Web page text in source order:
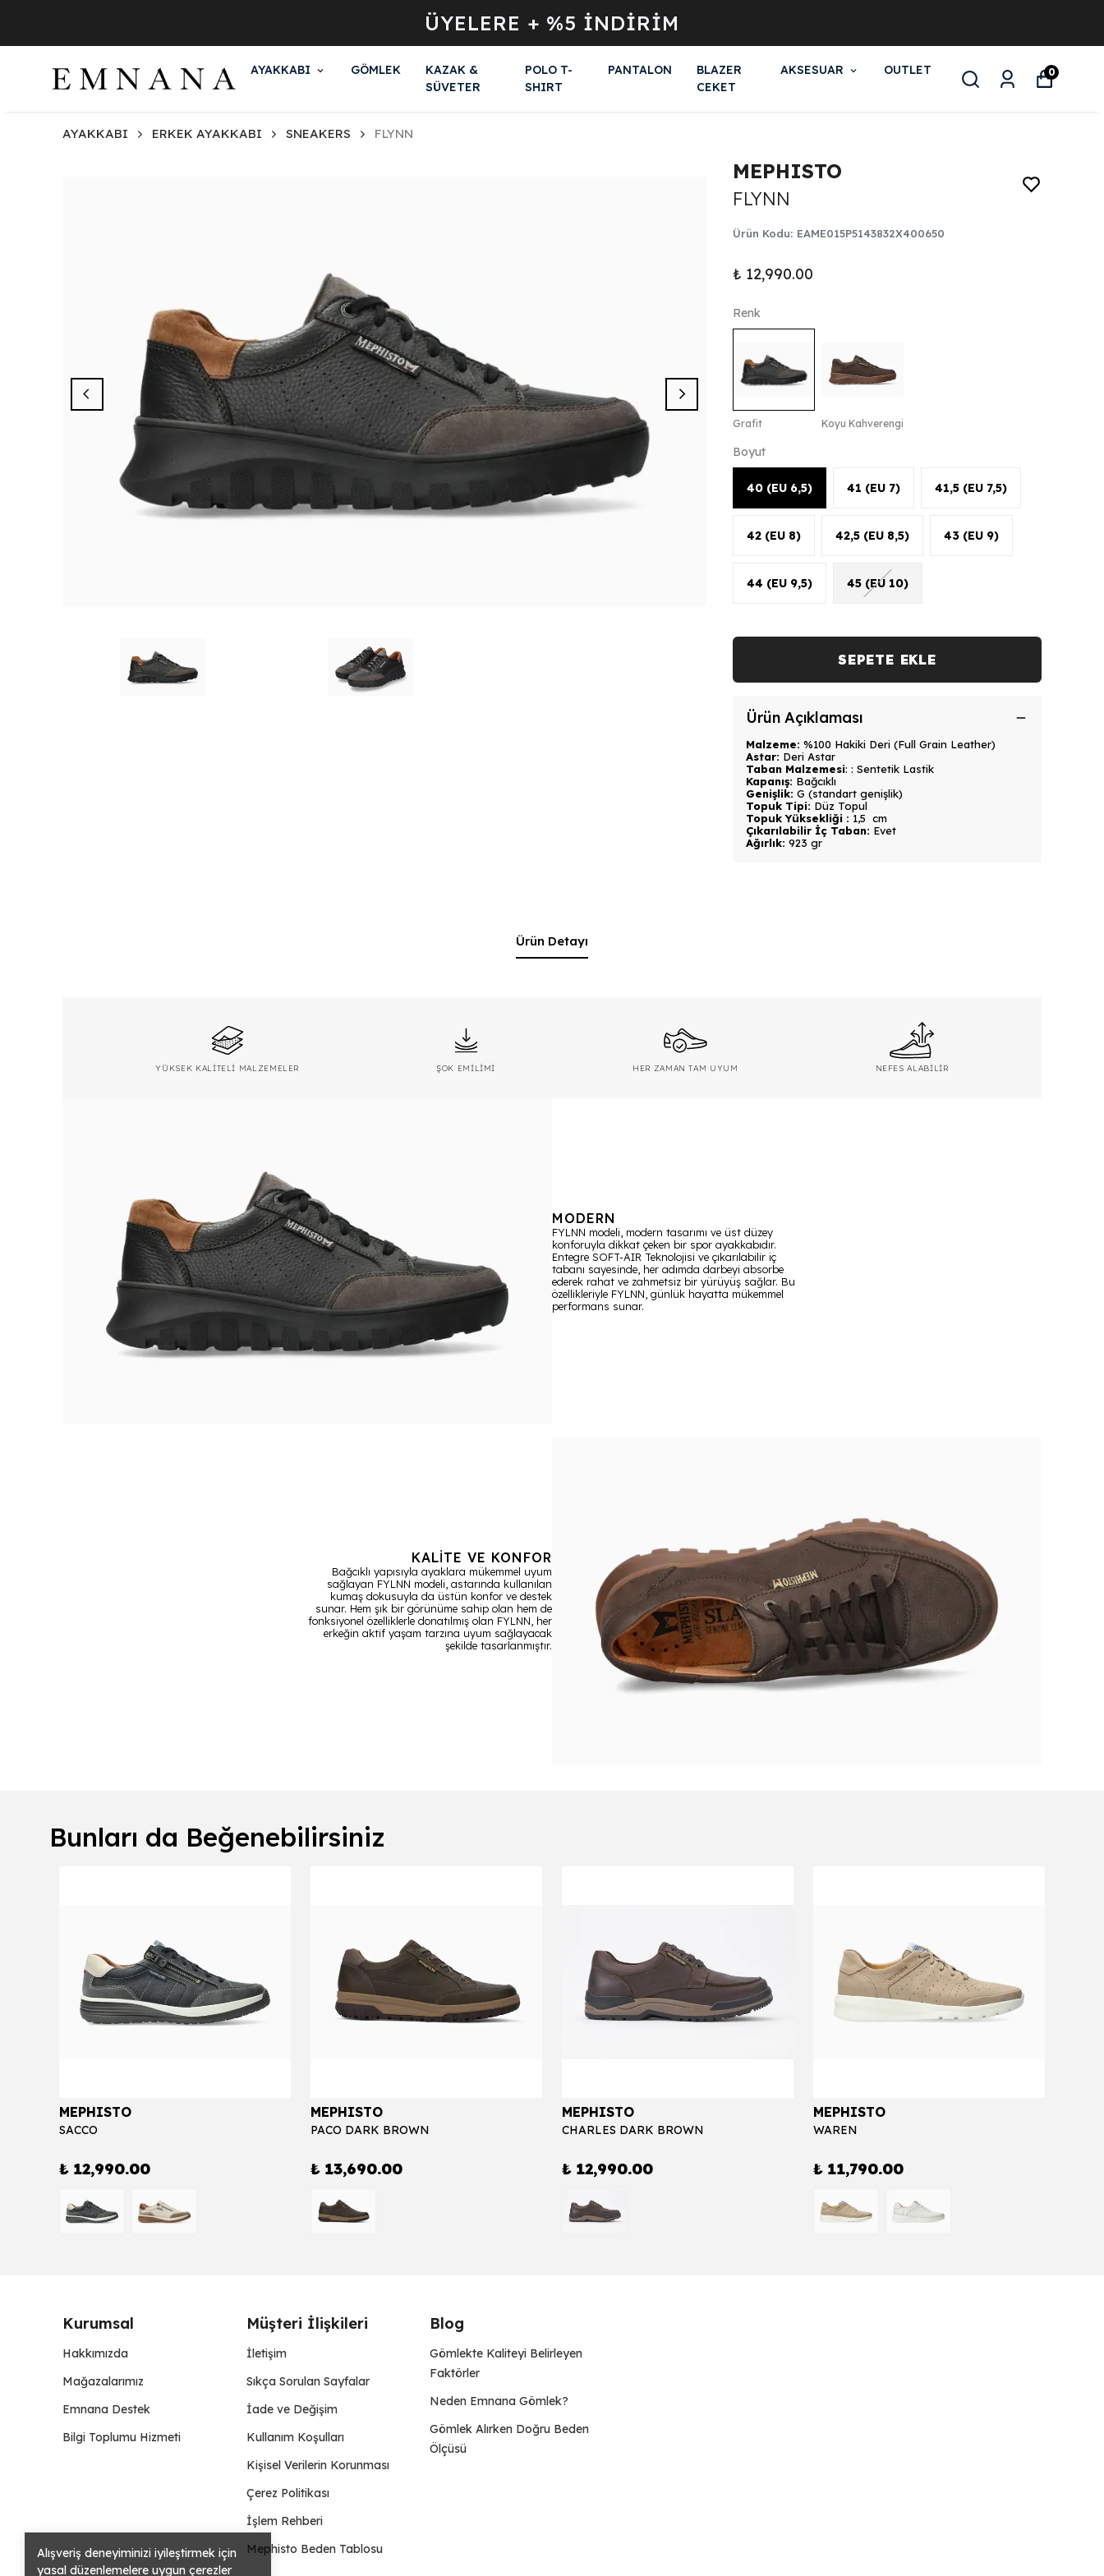
ÜYELERE + %5 İNDİRİM
AYAKKABI GÖMLEK
KAZAK &
SÜVETER
POLO T-
SHIRT
PANTALON
BLAZER
CEKET
AKSESUAR OUTLET 0
Alışveriş deneyiminizi iyileştirmek için
yasal düzenlemelere uygun çerezler
AYAKKABI ERKEK AYAKKABI SNEAKERS FLYNN
MEPHISTO
FLYNN
Ürün Kodu: EAME015P5143832X400650
₺ 12,990.00
Renk
Grafit Koyu Kahverengi
Boyut
40 (EU 6,5) 41 (EU 7) 41,5 (EU 7,5)
42 (EU 8) 42,5 (EU 8,5) 43 (EU 9)
44 (EU 9,5) 45 (EU 10)
SEPETE EKLE
Ürün Açıklaması
Malzeme: %100 Hakiki Deri (Full Grain Leather)
Astar: Deri Astar
Taban Malzemesi: : Sentetik Lastik
Kapanış: Bağcıklı
Genişlik: G (standart genişlik)
Topuk Tipi: Düz Topul
Topuk Yüksekliği : 1,5 cm
Çıkarılabilir İç Taban: Evet
Ağırlık: 923 gr
Ürün Detayı
YÜKSEK KALİTELİ MALZEMELER ŞOK EMİLİMİ HER ZAMAN TAM UYUM NEFES ALABİLİR
MODERN
FYLNN modeli, modern tasarımı ve üst düzey
konforuyla dikkat çeken bir spor ayakkabıdır.
Entegre SOFT-AIR Teknolojisi ve çıkarılabilir iç
tabanı sayesinde, her adımda darbeyi absorbe
ederek rahat ve zahmetsiz bir yürüyüş sağlar. Bu
özellikleriyle FYLNN, günlük hayatta mükemmel
performans sunar.
KALİTE VE KONFOR
Bağcıklı yapısıyla ayaklara mükemmel uyum
sağlayan FYLNN modeli, astarında kullanılan
kumaş dokusuyla da üstün konfor ve destek
sunar. Hem şık bir görünüme sahip olan hem de
fonksiyonel özelliklerle donatılmış olan FYLNN, her
erkeğin aktif yaşam tarzına uyum sağlayacak
şekilde tasarlanmıştır.
Bunları da Beğenebilirsiniz
MEPHISTO
SACCO
₺ 12,990.00
MEPHISTO
PACO DARK BROWN
₺ 13,690.00
MEPHISTO
CHARLES DARK BROWN
₺ 12,990.00
MEPHISTO
WAREN
₺ 11,790.00
Kurumsal
Hakkımızda
Mağazalarımız
Emnana Destek
Bilgi Toplumu Hizmeti
Müşteri İlişkileri
İletişim
Sıkça Sorulan Sayfalar
İade ve Değişim
Kullanım Koşulları
Kişisel Verilerin Korunması
Çerez Politikası
İşlem Rehberi
Mephisto Beden Tablosu
Blog
Gömlekte Kaliteyi Belirleyen
Faktörler
Neden Emnana Gömlek?
Gömlek Alırken Doğru Beden
Ölçüsü